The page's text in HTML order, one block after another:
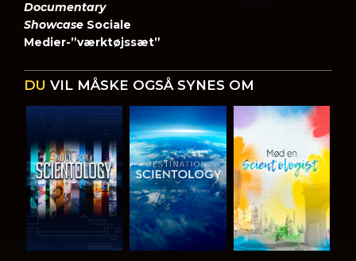
Documentary
Showcase Sociale
Medier-”værktøjssæt”
DU VIL MÅSKE OGSÅ SYNES OM